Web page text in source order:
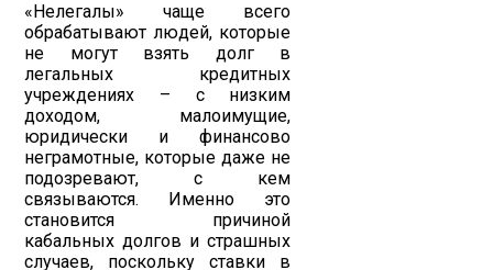
«Нелегалы» чаще всего
обрабатывают людей, которые
не могут взять долг в
легальных кредитных
учреждениях – с низким
доходом, малоимущие,
юридически и финансово
неграмотные, которые даже не
подозревают, с кем
связываются. Именно это
становится причиной
кабальных долгов и страшных
случаев, поскольку ставки в